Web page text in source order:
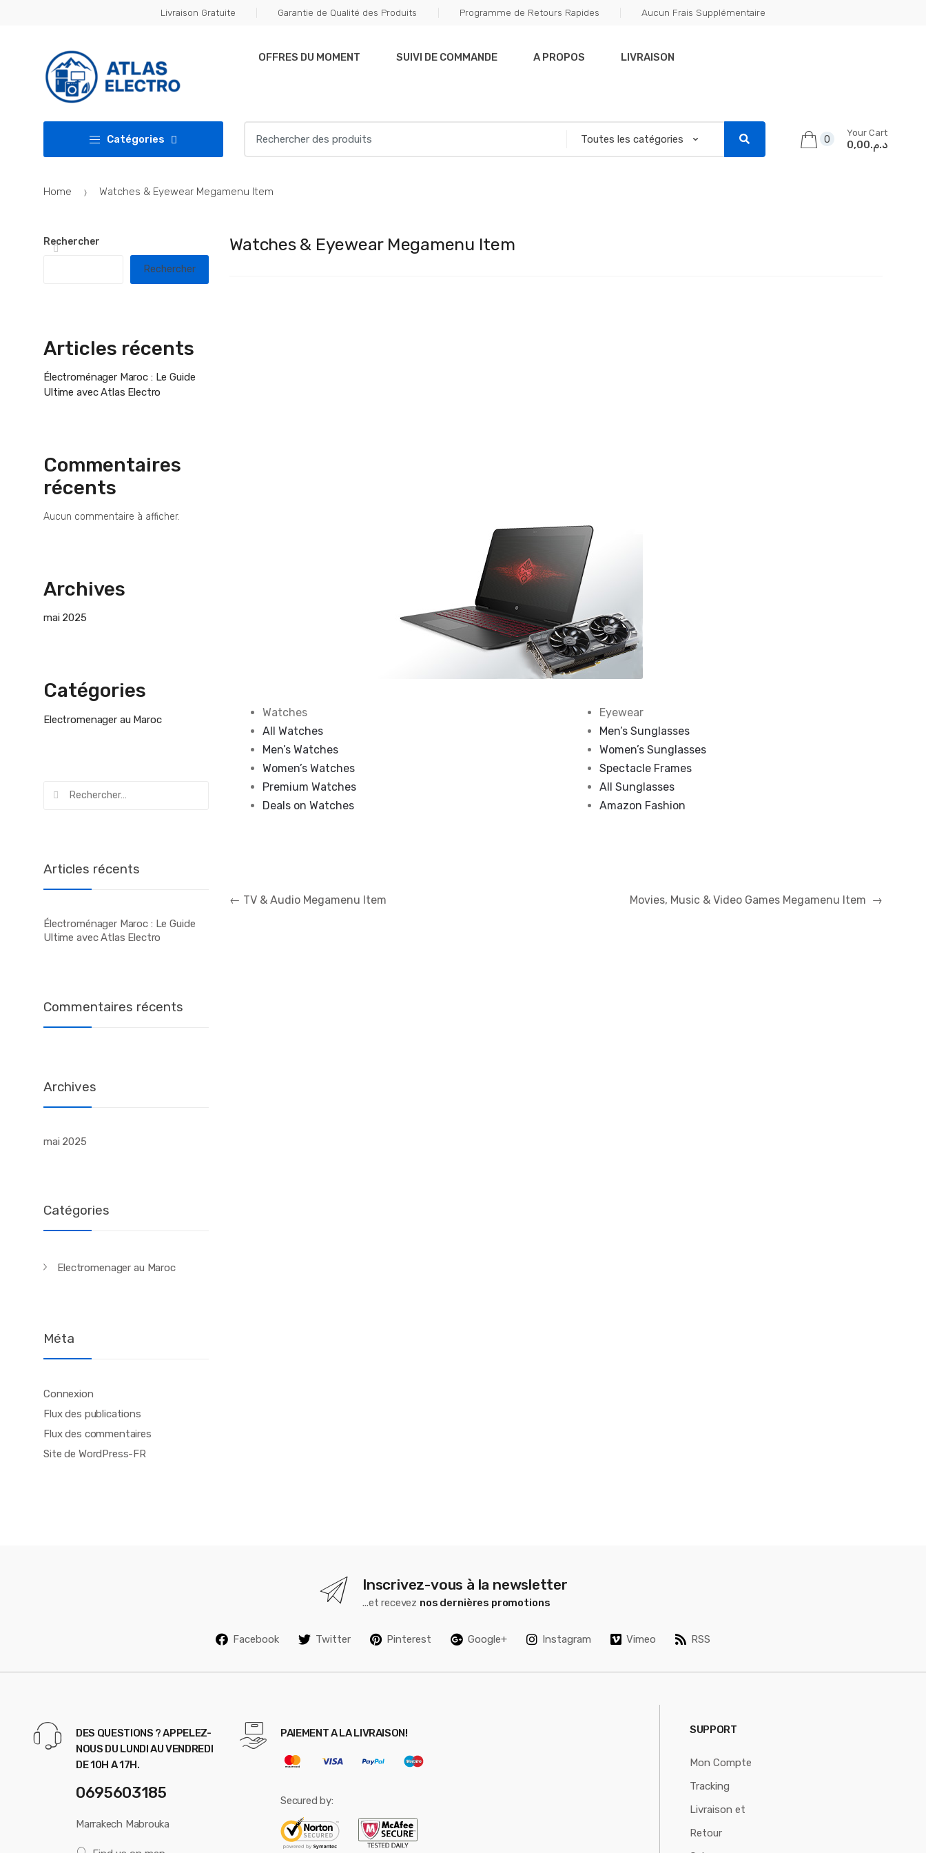
Livraison Gratuite Garantie de Qualité des Produits Programme de Retours Rapides Aucun Frais Supplémentaire
OFFRES DU MOMENT SUIVI DE COMMANDE A PROPOS LIVRAISON
Catégories
for:
0
Your Cart
د.م.0,00
Home Watches & Eyewear Megamenu Item
Watches & Eyewear Megamenu Item
Watches
All Watches
Men’s Watches
Women’s Watches
Premium Watches
Deals on Watches
Eyewear
Men’s Sunglasses
Women’s Sunglasses
Spectacle Frames
All Sunglasses
Amazon Fashion
Navigation
← TV & Audio Megamenu Item Movies, Music & Video Games Megamenu Item →
Rechercher
Rechercher
Articles récents
Électroménager Maroc : Le Guide
Ultime avec Atlas Electro
Commentaires
récents
Aucun commentaire à afficher.
Archives
mai 2025
Catégories
Electromenager au Maroc
Articles récents
Électroménager Maroc : Le Guide
Ultime avec Atlas Electro
Commentaires récents
Archives
mai 2025
Catégories
Electromenager au Maroc
Méta
Connexion
Flux des publications
Flux des commentaires
Site de WordPress-FR
Inscrivez-vous à la newsletter
...et recevez nos dernières promotions
Facebook Twitter Pinterest Google+ Instagram Vimeo RSS
DES QUESTIONS ? APPELEZ-
NOUS DU LUNDI AU VENDREDI
DE 10H A 17H.
0695603185
Marrakech Mabrouka
PAIEMENT A LA LIVRAISON!
Secured by:
SUPPORT
Mon Compte
Tracking
Livraison et
Retour